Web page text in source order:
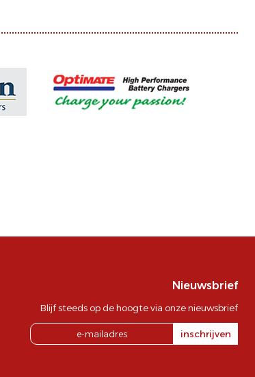
Nieuwsbrief
Blijf steeds op de hoogte via onze nieuwsbrief
inschrijven